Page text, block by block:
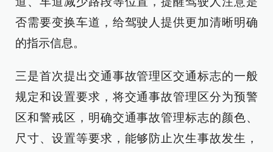
否需要变换车道，给驾驶人提供更加清晰明确
的指示信息。
三是首次提出交通事故管理区交通标志的一般
规定和设置要求，将交通事故管理区分为预警
区和警戒区，明确交通事故管理标志的颜色、
尺寸、设置等要求，能够防止次生事故发生，